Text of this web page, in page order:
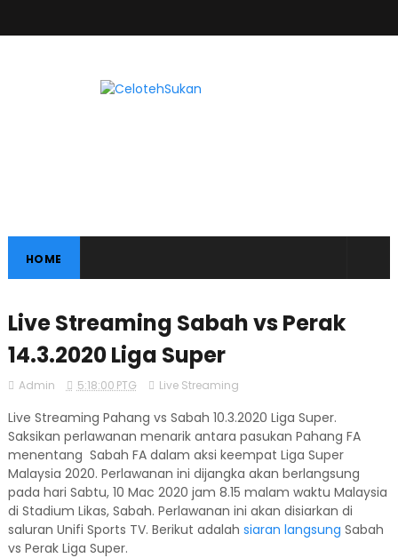
HOME
Live Streaming Sabah vs Perak
14.3.2020 Liga Super
Admin 5:18:00 PTG Live Streaming
Live Streaming Pahang vs Sabah 10.3.2020 Liga Super.
Saksikan perlawanan menarik antara pasukan Pahang FA
menentang Sabah FA dalam aksi keempat Liga Super
Malaysia 2020. Perlawanan ini dijangka akan berlangsung
pada hari Sabtu, 10 Mac 2020 jam 8.15 malam waktu Malaysia
di Stadium Likas, Sabah. Perlawanan ini akan disiarkan di
saluran Unifi Sports TV. Berikut adalah siaran langsung Sabah
vs Perak Liga Super.